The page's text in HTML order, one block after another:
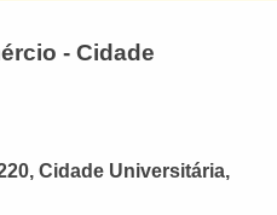
- Cidade
Cidade Universitária,